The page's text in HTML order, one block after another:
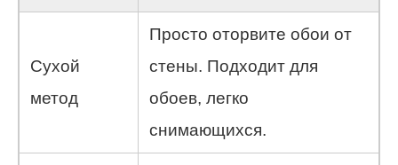
Сухой
метод
Просто оторвите обои от
стены. Подходит для
обоев, легко
снимающихся.